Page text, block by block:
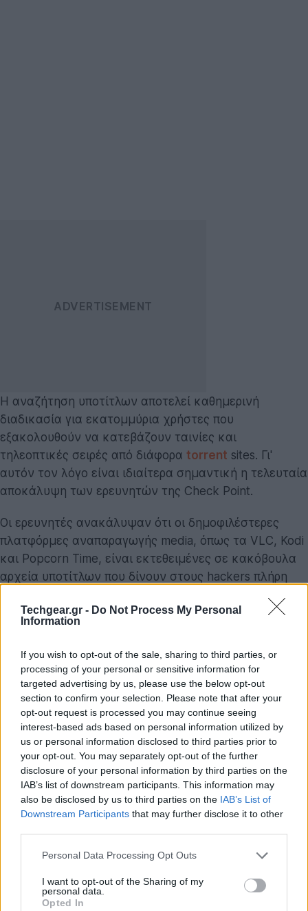
Techgear.gr - Do Not Process My Personal
Information
If you wish to opt-out of the sale, sharing to third parties, or
processing of your personal or sensitive information for
targeted advertising by us, please use the below opt-out
section to confirm your selection. Please note that after your
opt-out request is processed you may continue seeing
interest-based ads based on personal information utilized by
us or personal information disclosed to third parties prior to
your opt-out. You may separately opt-out of the further
disclosure of your personal information by third parties on the
IAB’s list of downstream participants. This information may
also be disclosed by us to third parties on the IAB’s List of
Downstream Participants that may further disclose it to other
Please note that this website/app uses one or more Google
not limited to your visit or usage behaviour. You may click to
grant or deny consent to Google and its third-party tags to
Personal Data Processing Opt Outs
I want to opt-out of the Sharing of my
personal data.
Opted In
Η αναζήτηση υποτίτλων αποτελεί καθημερινή
διαδικασία για εκατομμύρια χρήστες που
εξακολουθούν να κατεβάζουν ταινίες και
τηλεοπτικές σειρές από διάφορα torrent sites. Γι'
αυτόν τον λόγο είναι ιδιαίτερα σημαντική η τελευταία
αποκάλυψη των ερευνητών της Check Point.
Οι ερευνητές ανακάλυψαν ότι οι δημοφιλέστερες
πλατφόρμες αναπαραγωγής media, όπως τα VLC, Kodi
και Popcorn Time, είναι εκτεθειμένες σε κακόβουλα
αρχεία υποτίτλων που δίνουν στους hackers πλήρη
υπολογισμούς τους, αυτή τη στιγμή υπάρχουν
players και streamers που τρέχουν το κακόβουλο
λογισμικό, με αποτέλεσμα να αναγνωρίζεται ως η πιο
εύκολα διαδεδομένη ευπάθεια των τελευταίων ετών.